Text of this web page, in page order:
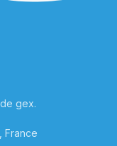
gex.
France